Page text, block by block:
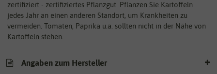
zertifiziert - zertifiziertes Pflanzgut. Pflanzen Sie Kartoffeln
jedes Jahr an einen anderen Standort, um Krankheiten zu
vermeiden. Tomaten, Paprika u.a. sollten nicht in der Nähe von
Kartoffeln stehen.
Angaben zum Hersteller